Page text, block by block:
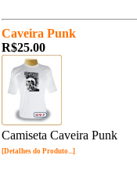
Caveira Punk
R$25.00
Camiseta Caveira Punk
[Detalhes do Produto...]